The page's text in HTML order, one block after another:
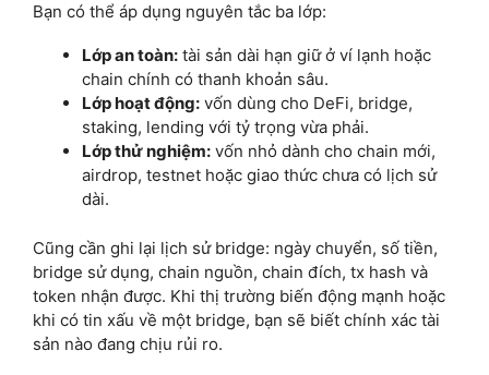
Bạn có thể áp dụng nguyên tắc ba lớp:
Lớp an toàn: tài sản dài hạn giữ ở ví lạnh hoặc
chain chính có thanh khoản sâu.
Lớp hoạt động: vốn dùng cho DeFi, bridge,
staking, lending với tỷ trọng vừa phải.
Lớp thử nghiệm: vốn nhỏ dành cho chain mới,
airdrop, testnet hoặc giao thức chưa có lịch sử
dài.
Cũng cần ghi lại lịch sử bridge: ngày chuyển, số tiền,
bridge sử dụng, chain nguồn, chain đích, tx hash và
token nhận được. Khi thị trường biến động mạnh hoặc
khi có tin xấu về một bridge, bạn sẽ biết chính xác tài
sản nào đang chịu rủi ro.